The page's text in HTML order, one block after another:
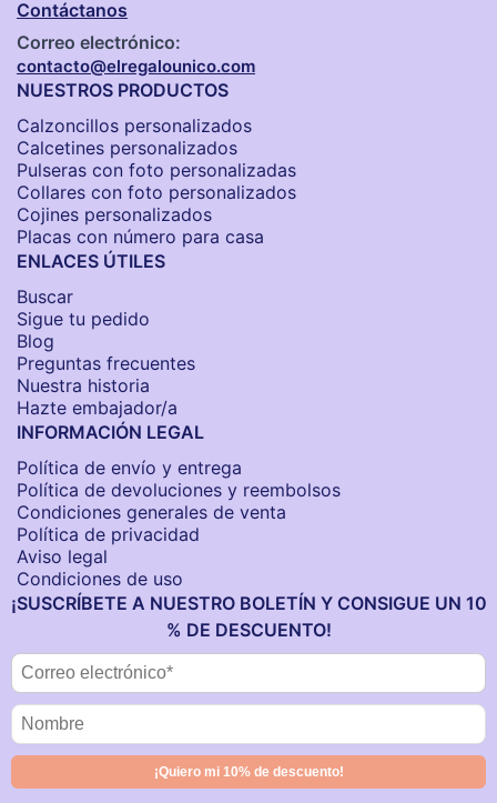
Contáctanos
Correo electrónico:
contacto@elregalounico.com
NUESTROS PRODUCTOS
Calzoncillos personalizados​
Calcetines personalizados
Pulseras con foto personalizadas
Collares con foto personalizados
Cojines personalizados
Placas con número para casa
ENLACES ÚTILES
Buscar
Sigue tu pedido
Blog
Preguntas frecuentes
Nuestra historia
Hazte embajador/a
INFORMACIÓN LEGAL
Política de envío y entrega
Política de devoluciones y reembolsos
Condiciones generales de venta
Política de privacidad
Aviso legal
Condiciones de uso
¡SUSCRÍBETE A NUESTRO BOLETÍN Y CONSIGUE UN 10
% DE DESCUENTO!